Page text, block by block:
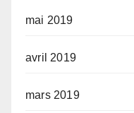
mai 2019
avril 2019
mars 2019